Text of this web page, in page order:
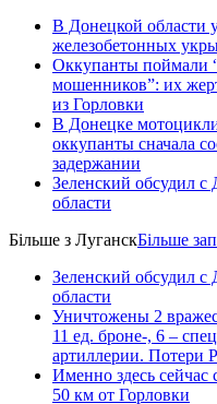
В Донецкой области
железобетонных
Оккупанты поймали
мошенников”: их
из Горловки
В Донецке
оккупанты сначала
задержании
Зеленский обсудил
области
Більше з ЛуганскБільше
Зеленский обсудил
области
Уничтожены 2
11 ед. броне-, 6 –
артиллерии. Потери
Именно здесь
50 км от Горловки